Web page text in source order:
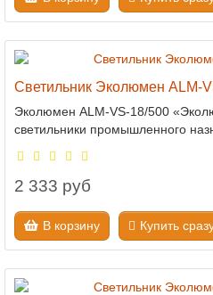
Светильник Эколюмен ALM-
Эколюмен ALM-VS-18/500
светильники промышленного
2 333 руб
В корзину Купить